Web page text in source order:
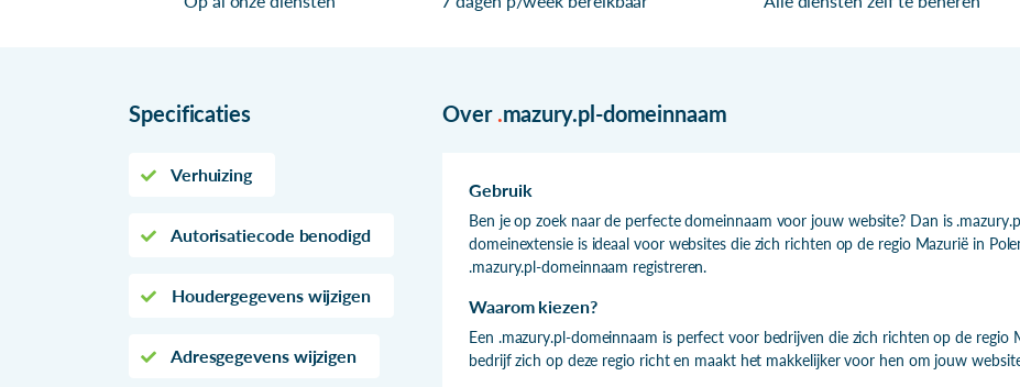
Specificaties
Verhuizing
Autorisatiecode benodigd
Houdergegevens wijzigen
Adresgegevens wijzigen
Over .mazury.pl-domeinnaam
Gebruik
Ben je op zoek naar de perfecte domeinnaam voor jouw website? Dan is
domeinextensie is ideaal voor websites die zich richten op de regio Mazurië in
.mazury.pl-domeinnaam registreren.
Waarom kiezen?
Een .mazury.pl-domeinnaam is perfect voor bedrijven die zich richten op de regio
bedrijf zich op deze regio richt en maakt het makkelijker voor hen om jouw